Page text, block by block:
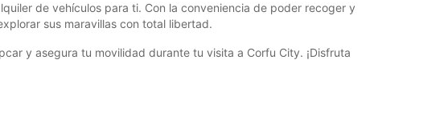
de vehículos para ti. Con la conveniencia de poder recoger y
sus maravillas con total libertad.
y asegura tu movilidad durante tu visita a Corfu City. ¡Disfruta